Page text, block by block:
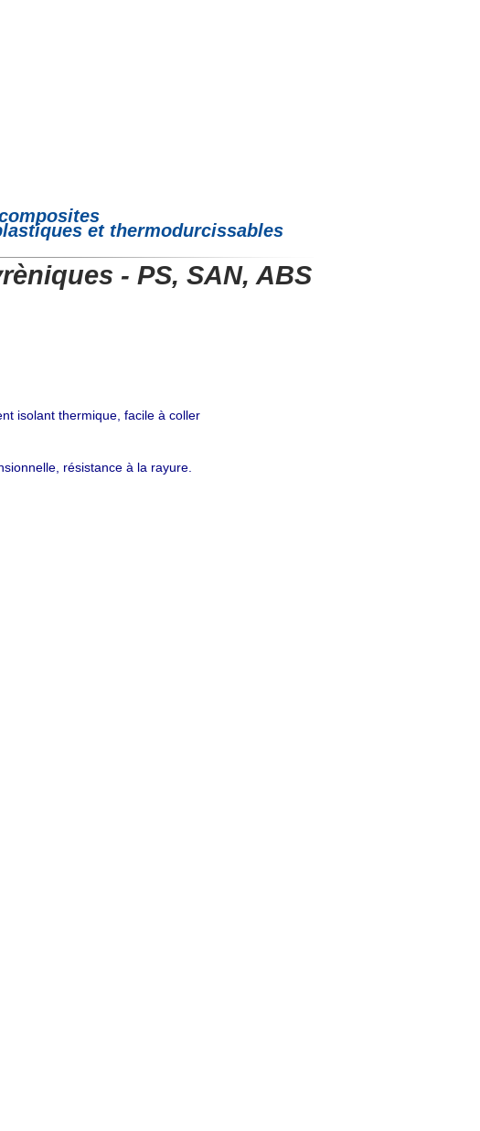
et thermodurcissables
- PS, SAN, ABS
isolant thermique, facile à coller
résistance à la rayure.